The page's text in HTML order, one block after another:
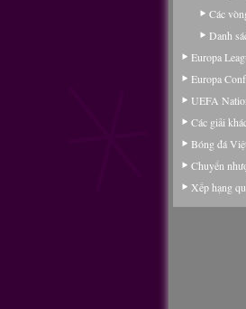
Các
Danh
Europa
Europa
UEFA
Các giải
Bóng đá
Chuyển
Xếp hạng